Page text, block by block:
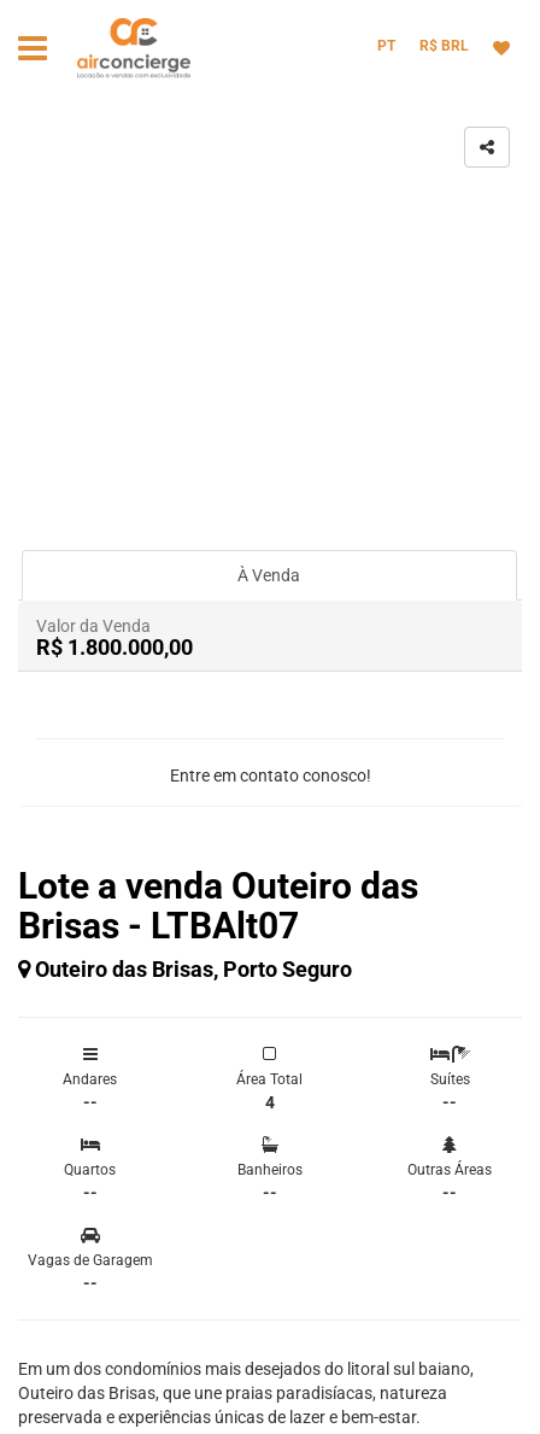
PT R$ BRL
Lote a venda Outeiro das
Brisas - LTBAlt07
Outeiro das Brisas, Porto Seguro
Andares
--
Área Total
4
Suítes
--
Quartos
--
Banheiros
--
Outras Áreas
--
Vagas de Garagem
--
Em um dos condomínios mais desejados do litoral sul baiano,
Outeiro das Brisas, que une praias paradisíacas, natureza
preservada e experiências únicas de lazer e bem-estar.
À Venda
Valor da Venda
R$ 1.800.000,00
Entre em contato conosco!